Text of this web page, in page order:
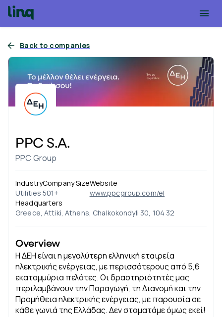
Back to companies
PPC S.A.
PPC Group
Industry
Utilities
Company Size
501+
Website
www.ppcgroup.com/el
Headquarters
Greece, Attiki, Athens, Chalkokondyli 30, 104 32
Overview
Η ΔΕΗ είναι η μεγαλύτερη ελληνική εταιρεία
ηλεκτρικής ενέργειας, με περισσότερους από 5,6
εκατομμύρια πελάτες. Οι δραστηριότητές μας
περιλαμβάνουν την Παραγωγή, τη Διανομή και την
Προμήθεια ηλεκτρικής ενέργειας, με παρουσία σε
κάθε γωνιά της Ελλάδας. Δεν σταματάμε όμως εκεί!